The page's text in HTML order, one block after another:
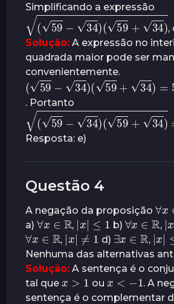
Simplificando a expressão
(59 34)( 59+34
,
Solução: A expressão no
quadrada maior pode ser
convenientemente.
(59−34)(59+34)=59–34+59⋅34−59⋅34=59−34=25
. Portanto
−34 ) 59+ )=25
Resposta: e)
Questão 4
A negação da proposição
∀
a)
∀x∈R
,
|x| ≤1
b)
∀x∈R
,
∀ x∈ R
,
|x|≠ 1
d)
∃ x∈ R
,
|x|
Nenhuma das alternativas
Solução: A sentença é o
tal que
x> 1
ou
x<−1
. A
sentença é o complementar